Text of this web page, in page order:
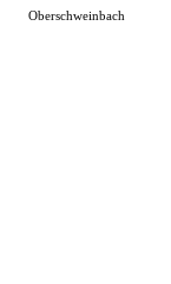
Oberschweinbach